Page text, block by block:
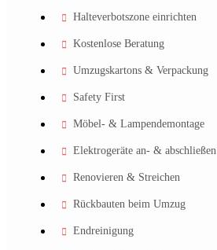
Halteverbotszone einrichten
Kostenlose Beratung
Umzugskartons & Verpackung
Safety First
Möbel- & Lampendemontage
Elektrogeräte an- & abschließen
Renovieren & Streichen
Rückbauten beim Umzug
Endreinigung